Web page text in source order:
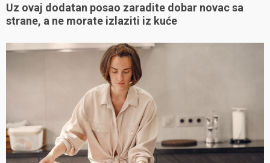
Uz ovaj dodatan posao zaradite dobar novac sa
strane, a ne morate izlaziti iz kuće